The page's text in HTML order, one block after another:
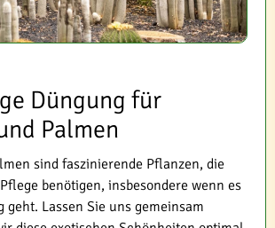
Düngung für
Palmen
sind faszinierende Pflanzen, die
benötigen, insbesondere wenn es
geht. Lassen Sie uns gemeinsam